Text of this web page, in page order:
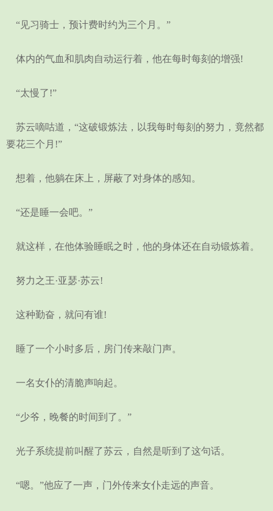
“见习骑士，预计费时约为三个月。”
体内的气血和肌肉自动运行着，他在每时每刻的增强!
“太慢了!”
苏云嘀咕道，“这破锻炼法，以我每时每刻的努力，竟然都
要花三个月!”
想着，他躺在床上，屏蔽了对身体的感知。
“还是睡一会吧。”
就这样，在他体验睡眠之时，他的身体还在自动锻炼着。
努力之王·亚瑟·苏云!
这种勤奋，就问有谁!
睡了一个小时多后，房门传来敲门声。
一名女仆的清脆声响起。
“少爷，晚餐的时间到了。”
光子系统提前叫醒了苏云，自然是听到了这句话。
“嗯。”他应了一声，门外传来女仆走远的声音。